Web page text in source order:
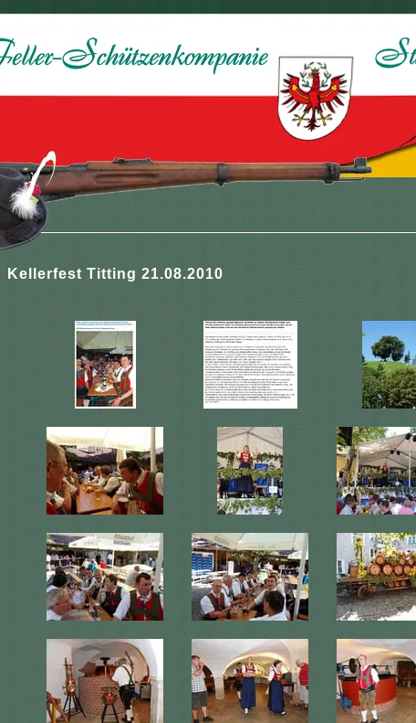
Kellerfest Titting 21.08.2010